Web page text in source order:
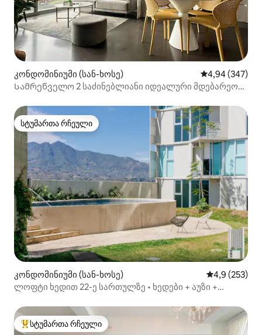
კონდომინიუმი (სან-ხოსე) საშუალო
4,94 (347)
Სამრეწველო 2 საძინებლიანი იდეალური მდებარეობა
სტუმართა რჩეული
სტუმართა რჩეული
კონდომინიუმი (სან-ხოსე) საშუალო
4,9 (253)
ლოფტი ხედით 22-ე სართულზე • ხედები + აუზი +
სტუმართა რჩეული მოწინავე ვარიანტი
სტუმართა რჩეული